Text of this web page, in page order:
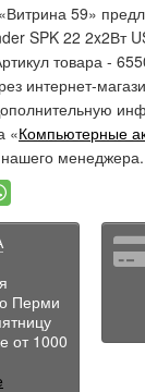
59»
SPK 22 2x2Вт
товара -
интернет-
«Компьютерные
Перми
от 1000